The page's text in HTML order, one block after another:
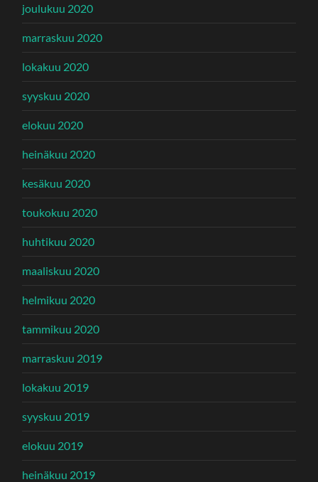
joulukuu 2020
marraskuu 2020
lokakuu 2020
syyskuu 2020
elokuu 2020
heinäkuu 2020
kesäkuu 2020
toukokuu 2020
huhtikuu 2020
maaliskuu 2020
helmikuu 2020
tammikuu 2020
marraskuu 2019
lokakuu 2019
syyskuu 2019
elokuu 2019
heinäkuu 2019